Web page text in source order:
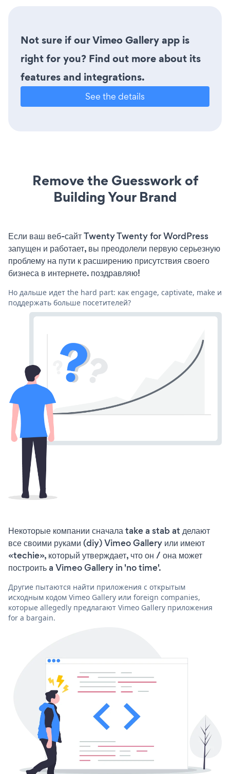
Not sure if our Vimeo Gallery app is
right for you? Find out more about its
features and integrations.
See the details
Remove the Guesswork of
Building Your Brand
Если ваш веб-сайт Twenty Twenty for WordPress
запущен и работает, вы преодолели первую серьезную
проблему на пути к расширению присутствия своего
бизнеса в интернете. поздравляю!
Но дальше идет the hard part: как engage, captivate, make и
поддержать больше посетителей?
Некоторые компании сначала take a stab at делают
все своими руками (diy) Vimeo Gallery или имеют
«techie», который утверждает, что он / она может
построить a Vimeo Gallery in 'no time'.
Другие пытаются найти приложения с открытым
исходным кодом Vimeo Gallery или foreign companies,
которые allegedly предлагают Vimeo Gallery приложения
for a bargain.